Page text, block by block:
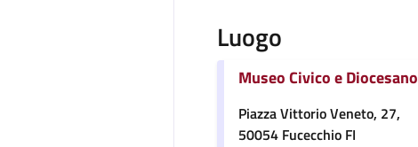
Luogo
Museo Civico e Diocesano
Piazza Vittorio Veneto, 27,
50054 Fucecchio FI